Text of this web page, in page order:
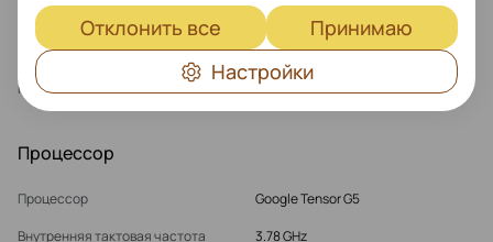
Особенности дисплея
HDR, Super Smooth 120Hz Display,
Gorilla Glass Victus 2, 3300 Nits Peak
Brightness
Контрастность
2 000 000:1
Процессор
Процессор
Google Tensor G5
Внутренняя тактовая частота
3.78 GHz
Отклонить все
Принимаю
Настройки